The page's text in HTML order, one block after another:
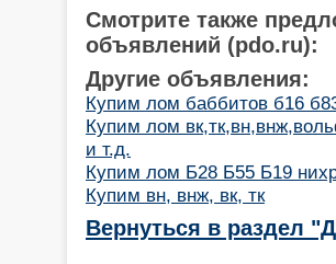
Смотрите также
объявлений (pdo.ru):
Другие объявления:
Купим лом баббитов б16
Купим лом
и т.д.
Купим лом Б28 Б55 Б19
Купим вн, внж, вк, тк
Вернуться в раздел